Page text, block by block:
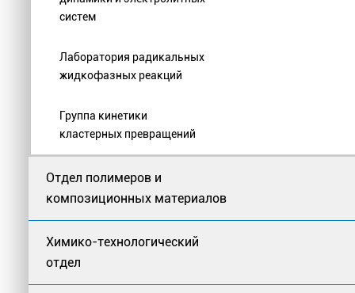
систем
Лаборатория радикальных
жидкофазных реакций
Группа кинетики
кластерных превращений
Отдел полимеров и
композиционных материалов
Химико-технологический
отдел